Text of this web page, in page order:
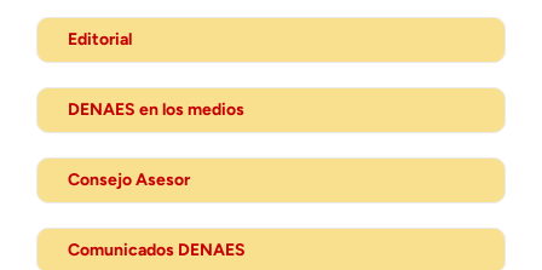
Editorial
DENAES en los medios
Consejo Asesor
Comunicados DENAES